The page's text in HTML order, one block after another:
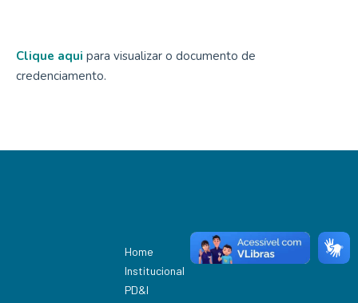
Clique aqui para visualizar o documento de
credenciamento.
Home
Institucional
PD&I